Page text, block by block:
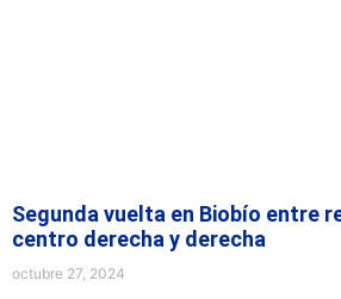
Segunda vuelta en Biobío entre
centro derecha y derecha
octubre 27, 2024